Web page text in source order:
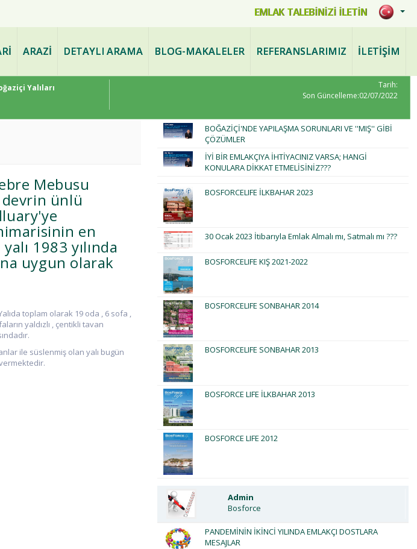
- www.bogazdaemlak.com EMLAK TALEBİNİZİ İLETİN
ARAZİ DETAYLI ARAMA BLOG-MAKALELER REFERANSLARIMIZ İLETİŞİM
Yalıları
Tarih:
Son Güncelleme:02/07/2022
Mebusu
devrin ünlü
en
1983 yılında
uygun olarak
toplam olarak 19 oda , 6 sofa ,
yaldızlı , çentikli tavan
ile süslenmiş olan yalı bugün
BOĞAZİÇİ'NDE YAPILAŞMA SORUNLARI VE ''MIŞ'' GİBİ
ÇÖZÜMLER
İYİ BİR EMLAKÇIYA İHTİYACINIZ VARSA; HANGİ
KONULARA DİKKAT ETMELİSİNİZ???
BOSFORCELIFE İLKBAHAR 2023
30 Ocak 2023 İtibarıyla Emlak Almalı mı, Satmalı mı ???
BOSFORCELIFE KIŞ 2021-2022
BOSFORCELIFE SONBAHAR 2014
BOSFORCELIFE SONBAHAR 2013
BOSFORCE LIFE İLKBAHAR 2013
BOSFORCE LIFE 2012
Admin
Bosforce
PANDEMİNİN İKİNCİ YILINDA EMLAKÇI DOSTLARA
MESAJLAR